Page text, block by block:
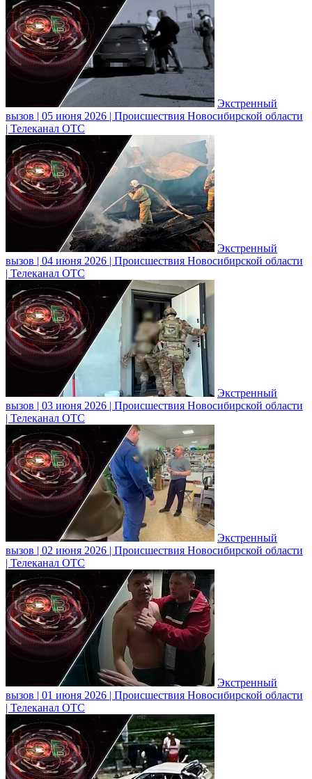
Экстренный
вызов | 05 июня 2026 | Происшествия Новосибирской области
| Телеканал ОТС
Экстренный
вызов | 04 июня 2026 | Происшествия Новосибирской области
| Телеканал ОТС
Экстренный
вызов | 03 июня 2026 | Происшествия Новосибирской области
| Телеканал ОТС
Экстренный
вызов | 02 июня 2026 | Происшествия Новосибирской области
| Телеканал ОТС
Экстренный
вызов | 01 июня 2026 | Происшествия Новосибирской области
| Телеканал ОТС